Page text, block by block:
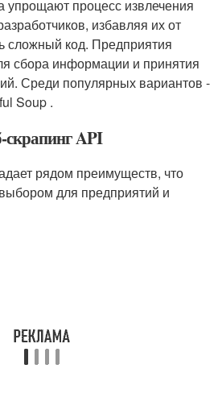
упрощают процесс извлечения
избавляя их от
сложный код. Предприятия
сбора информации и принятия
Среди популярных вариантов -
Soup .
API
рядом преимуществ, что
для предприятий и